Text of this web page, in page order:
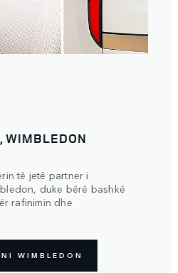
WIMBLEDON
të jetë partner i
duke bërë bashkë
rafinimin dhe
WIMBLEDON